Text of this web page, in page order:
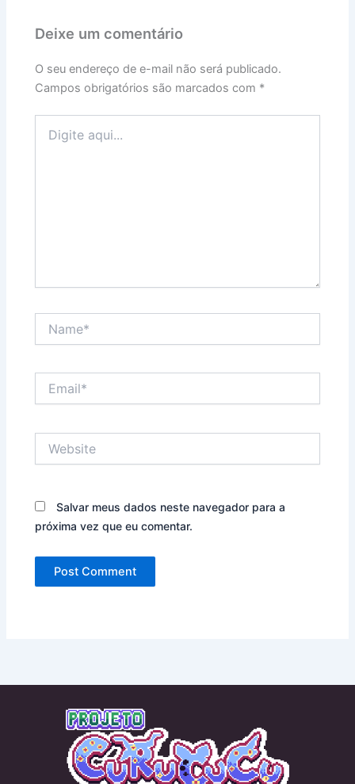
Deixe um comentário
O seu endereço de e-mail não será publicado.
Campos obrigatórios são marcados com *
aqui...
Salvar meus dados neste navegador para a
próxima vez que eu comentar.